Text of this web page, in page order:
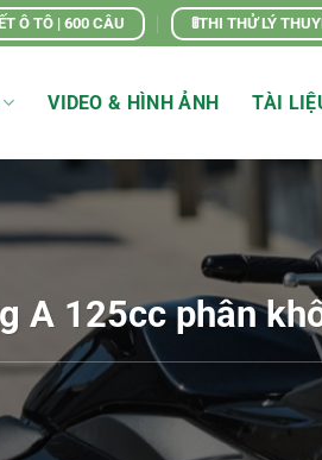
Ô TÔ | 600 CÂU 🚦THI THỬ LÝ
VIDEO & HÌNH ẢNH TÀI
A 125cc phân